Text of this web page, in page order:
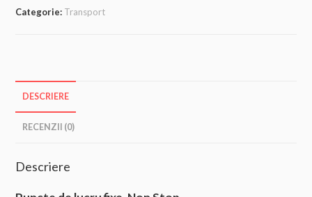
Categorie: Transport
DESCRIERE
RECENZII (0)
Descriere